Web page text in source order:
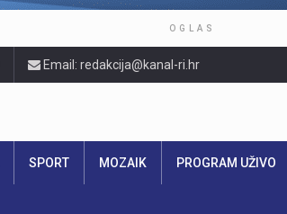
OGLAS
Email: redakcija@kanal-ri.hr
SPORT MOZAIK PROGRAM UŽIVO